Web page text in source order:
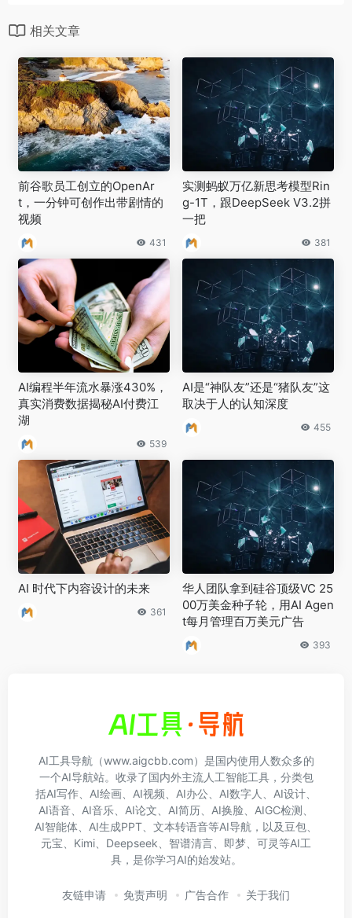
相关文章
前谷歌员工创立的OpenAr
t，一分钟可创作出带剧情的
视频
431
实测蚂蚁万亿新思考模型Rin
g-1T，跟DeepSeek V3.2拼
一把
381
AI编程半年流水暴涨430%，
真实消费数据揭秘AI付费江
湖
539
AI是“神队友”还是“猪队友”这
取决于人的认知深度
455
AI 时代下内容设计的未来
361
华人团队拿到硅谷顶级VC 25
00万美金种子轮，用AI Agen
t每月管理百万美元广告
393
AI工具导航（www.aigcbb.com）是国内使用人数众多的
一个AI导航站。收录了国内外主流人工智能工具，分类包
括AI写作、AI绘画、AI视频、AI办公、AI数字人、AI设计、
AI语音、AI音乐、AI论文、AI简历、AI换脸、AIGC检测、
AI智能体、AI生成PPT、文本转语音等AI导航，以及豆包、
元宝、Kimi、Deepseek、智谱清言、即梦、可灵等AI工
具，是你学习AI的始发站。
友链申请 免责声明 广告合作 关于我们